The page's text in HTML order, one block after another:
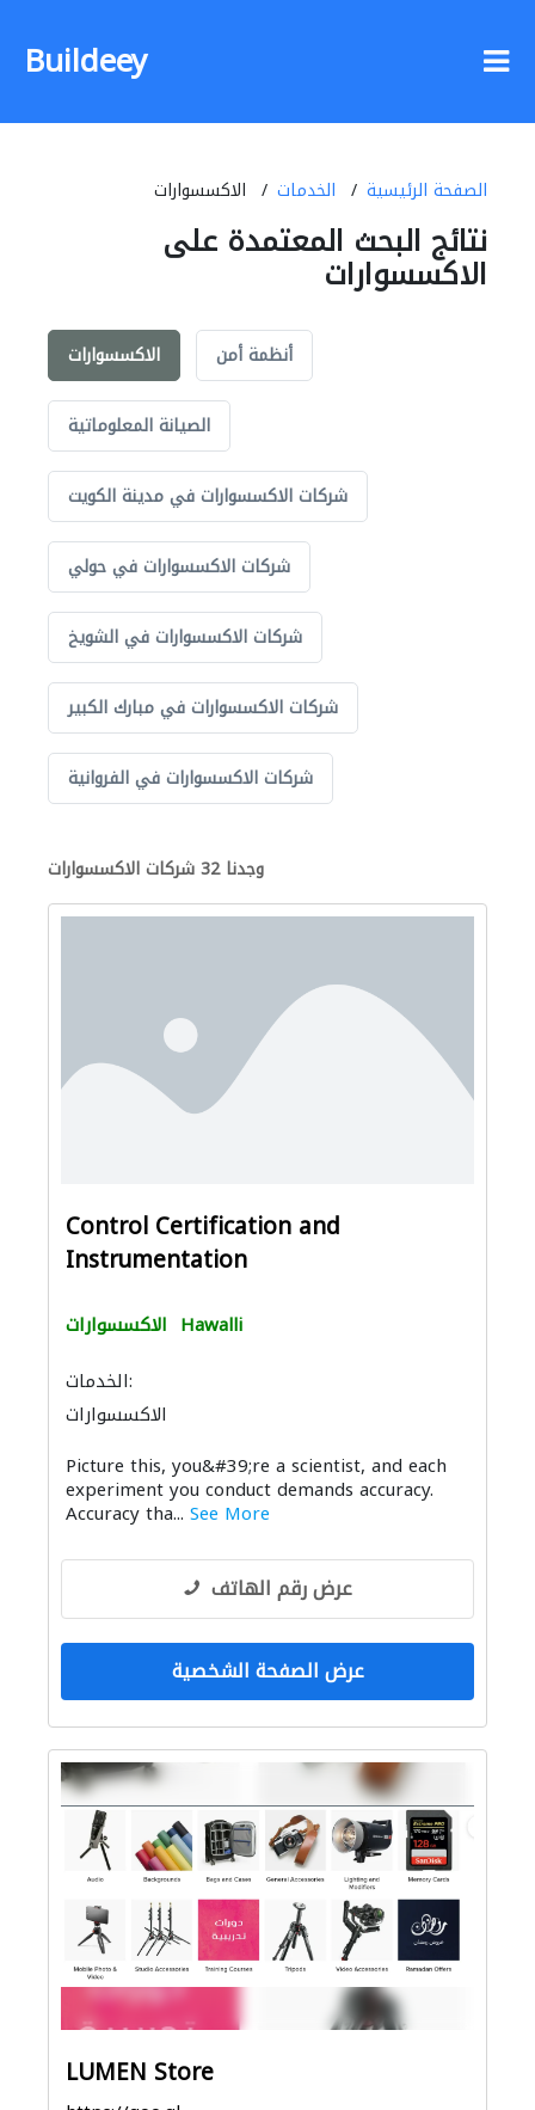
Buildeey
الصفحة الرئيسية الخدمات الاكسسوارات
نتائج البحث المعتمدة على
الاكسسوارات
الاكسسوارات أنظمة أمن
الصيانة المعلوماتية
شركات الاكسسوارات في مدينة الكويت
شركات الاكسسوارات في حولي
شركات الاكسسوارات في الشويخ
شركات الاكسسوارات في مبارك الكبير
شركات الاكسسوارات في الفروانية
وجدنا 32 شركات الاكسسوارات
Control Certification and
Instrumentation
الاكسسوارات Hawalli
الخدمات:
الاكسسوارات
Picture this, you&#39;re a scientist, and each
experiment you conduct demands accuracy.
Accuracy tha... See More
عرض رقم الهاتف
عرض الصفحة الشخصية
LUMEN Store